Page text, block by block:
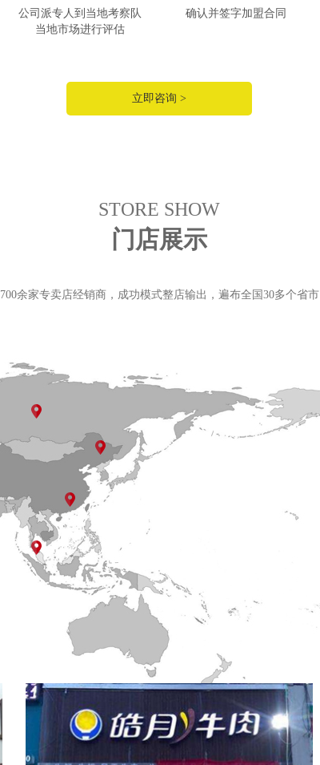
公司派专人到当地考察队
当地市场进行评估
确认并签字加盟合同
立即咨询 >
STORE SHOW
门店展示
700余家专卖店经销商，成功模式整店输出，遍布全国30多个省市